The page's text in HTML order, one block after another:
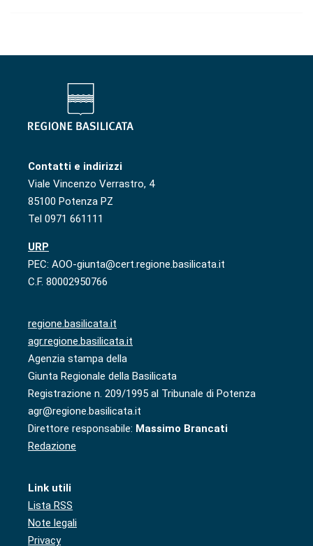
Contatti e indirizzi
Viale Vincenzo Verrastro, 4
85100 Potenza PZ
Tel 0971 661111
URP
PEC: AOO-giunta@cert.regione.basilicata.it
C.F. 80002950766
regione.basilicata.it
agr.regione.basilicata.it
Agenzia stampa della
Giunta Regionale della Basilicata
Registrazione n. 209/1995 al Tribunale di Potenza
agr@regione.basilicata.it
Direttore responsabile: Massimo Brancati
Redazione
Link utili
Lista RSS
Note legali
Privacy